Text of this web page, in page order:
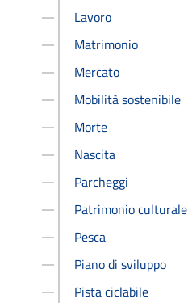
Lavoro
Matrimonio
Mercato
Mobilità sostenibile
Morte
Nascita
Parcheggi
Patrimonio culturale
Pesca
Piano di sviluppo
Pista ciclabile